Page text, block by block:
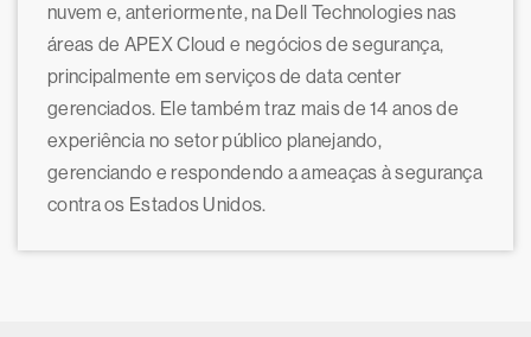
nuvem e, anteriormente, na Dell Technologies nas
áreas de APEX Cloud e negócios de segurança,
principalmente em serviços de data center
gerenciados. Ele também traz mais de 14 anos de
experiência no setor público planejando,
gerenciando e respondendo a ameaças à segurança
contra os Estados Unidos.